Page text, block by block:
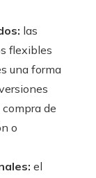
las
flexibles
una forma
de
o
el